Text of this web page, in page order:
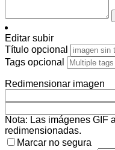
Editar subir
Título opcional
Tags opcional
Redimensionar imagen
Nota: Las imágenes GIF
redimensionadas.
Marcar no segura